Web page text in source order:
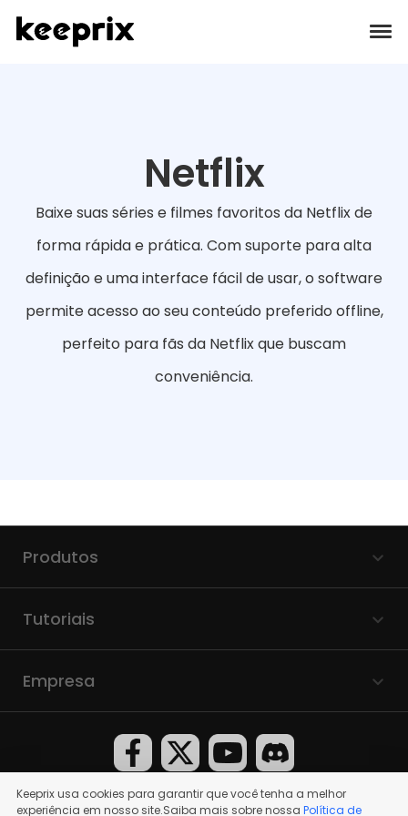
Keeprix usa cookies para garantir que você tenha a melhor
experiência em nosso site.Saiba mais sobre nossa Política de
Suporte
Tutoriais
Download
Netflix
Baixe suas séries e filmes favoritos da Netflix de
forma rápida e prática. Com suporte para alta
definição e uma interface fácil de usar, o software
permite acesso ao seu conteúdo preferido offline,
perfeito para fãs da Netflix que buscam
conveniência.
Produtos
Tutoriais
Empresa